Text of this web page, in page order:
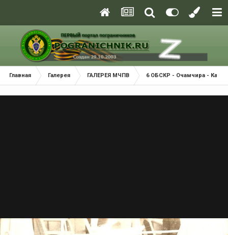
Главная Галерея ГАЛЕРЕЯ МЧПВ 6 ОБСКР - Очамчира -